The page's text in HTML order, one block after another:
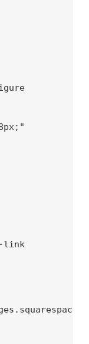
link